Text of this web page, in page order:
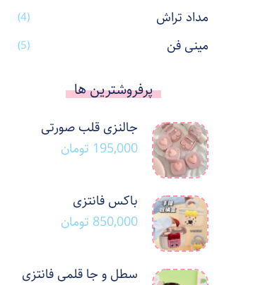
مداد تراش (4)
مینی فن (5)
پرفروشترین ها
جالنزی قلب صورتی
195,000 تومان
باکس فانتزی
850,000 تومان
سطل و جا قلمی فانتزی